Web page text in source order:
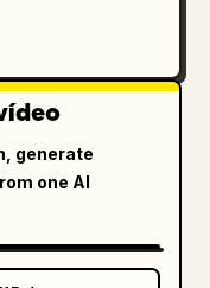
generate
one AI